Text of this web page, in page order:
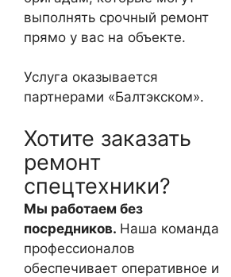
выполнять срочный ремонт
прямо у вас на объекте.
Услуга оказывается
партнерами «Балтэкском».
Хотите заказать
ремонт
спецтехники?
Мы работаем без
посредников. Наша команда
профессионалов
обеспечивает оперативное и